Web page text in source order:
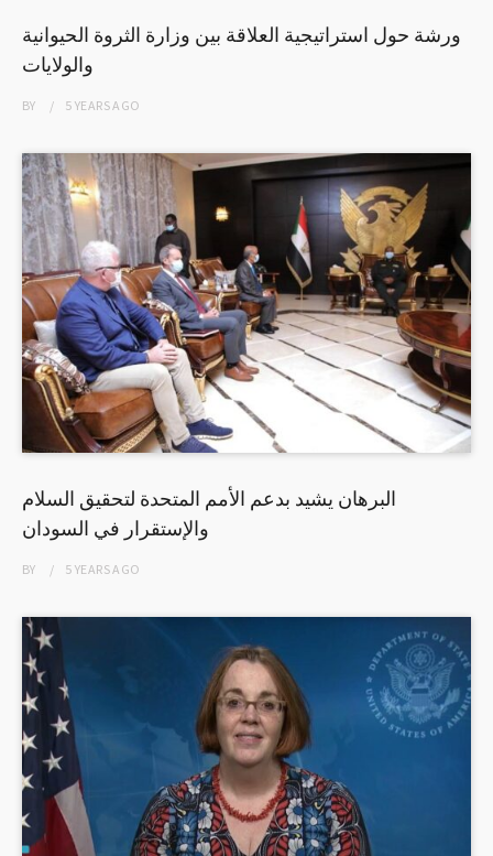
ورشة حول استراتيجية العلاقة بين وزارة الثروة الحيوانية
والولايات
BY 5 YEARSAGO
البرهان يشيد بدعم الأمم المتحدة لتحقيق السلام
والإستقرار في السودان
BY 5 YEARSAGO